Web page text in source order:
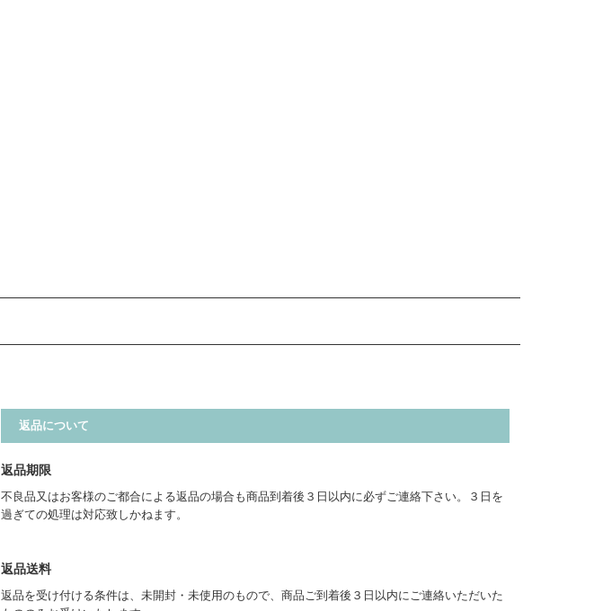
返品について
返品期限
不良品又はお客様のご都合による返品の場合も商品到着後３日以内に必ずご連絡下さい。３日を
過ぎての処理は対応致しかねます。
返品送料
返品を受け付ける条件は、未開封・未使用のもので、商品ご到着後３日以内にご連絡いただいた